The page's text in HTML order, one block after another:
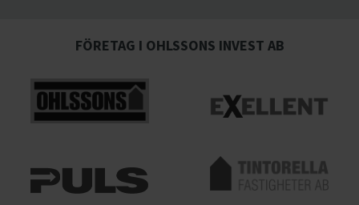
FÖRETAG I OHLSSONS INVEST AB